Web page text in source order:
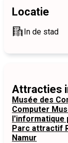
Locatie
In de stad
Attracties
Musée des
Computer
l'informatique
Parc attractif
Namur